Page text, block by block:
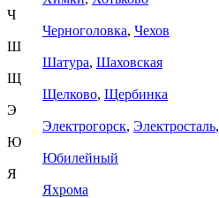
Ч
Черноголовка, Чехов
Ш
Шатура, Шаховская
Щ
Щелково, Щербинка
Э
Электрогорск, Электросталь,
Ю
Юбилейный
Я
Яхрома